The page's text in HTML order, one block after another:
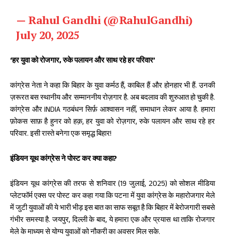
— Rahul Gandhi (@RahulGandhi)
July 20, 2025
‘हर युवा को रोजगार, रुके पलायन और साथ रहे हर परिवार’
कांग्रेस नेता ने कहा कि बिहार के युवा कर्मठ हैं, काबिल हैं और होनहार भी हैं. उनकी
ज़रूरत बस स्थानीय और सम्माननीय रोज़गार है. अब बदलाव की शुरुआत हो चुकी है.
कांग्रेस और INDIA गठबंधन सिर्फ़ आश्वासन नहीं, समाधान लेकर आया है. हमारा
फ़ोकस साफ़ है हुनर को हक़, हर युवा को रोज़गार, रुके पलायन और साथ रहे हर
परिवार. इसी रास्ते बनेगा एक समृद्ध बिहार!
इंडियन यूथ कांग्रेस ने पोस्ट कर क्या कहा?
इंडियन यूथ कांग्रेस की तरफ से शनिवार (19 जुलाई, 2025) को सोशल मीडिया
प्लेटफॉर्म एक्स पर पोस्ट कर कहा गया कि पटना में युवा कांग्रेस के महारोजगार मेले
में जुटी युवाओं की ये भारी भीड़ इस बात का साफ सबूत है कि बिहार में बेरोजगारी सबसे
गंभीर समस्या है. जयपुर, दिल्ली के बाद, ये हमारा एक और प्रयास था ताकि रोजगार
मेले के माध्यम से योग्य युवाओं को नौकरी का अवसर मिल सके.